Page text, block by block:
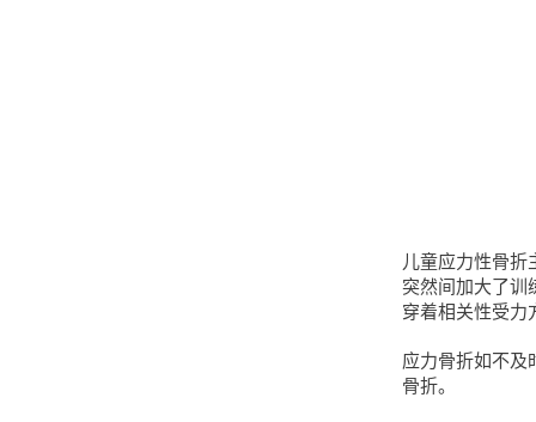
儿童应力性骨
突然间加大了训
穿着相关性受力
应力骨折如不及
骨折。